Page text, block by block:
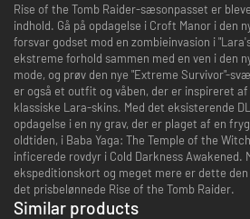
Rise of the Tomb Raider-sæsonpasset er
indhold. Gå på opdagelse i Croft Manor i den
forsvar godset mod en zombieinvasion i
ekstreme forhold sammen med en ven i den
mode, og prøv den nye "Extreme Survivor"-
er også et outfit og våben, der er inspireret af
klassiske Lara-skins. Med det eksisterende
opdagelse i en ny grav, der er plaget af en
oldtiden, i Baba Yaga: The Temple of the
inficerede rovdyr i Cold Darkness Awakened.
ekspeditionskort og meget mere er dette
det prisbelønnede Rise of the Tomb Raider.
Similar products